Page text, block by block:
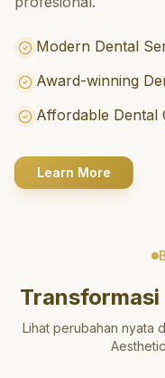
Modern Dental
Award-winning
Affordable Dental
Learn More
Transformasi
Lihat perubahan nyata